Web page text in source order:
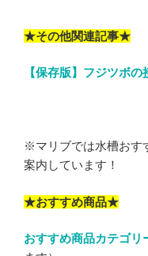
★その他関連記事★
【保存版】フジツボ
※マリブでは水槽おす
案内しています！
★おすすめ商品★
おすすめ商品カテゴリ